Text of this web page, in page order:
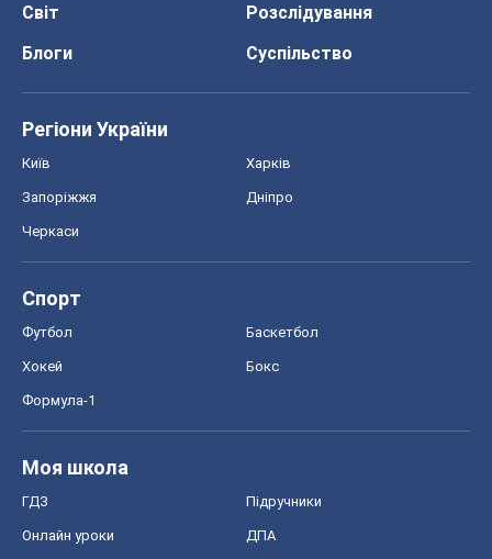
Світ
Розслідування
Блоги
Суспільство
Регіони України
Київ Харків
Запоріжжя Дніпро
Черкаси
Спорт
Футбол Баскетбол
Хокей Бокс
Формула-1
Моя школа
ГДЗ Підручники
Онлайн уроки ДПА